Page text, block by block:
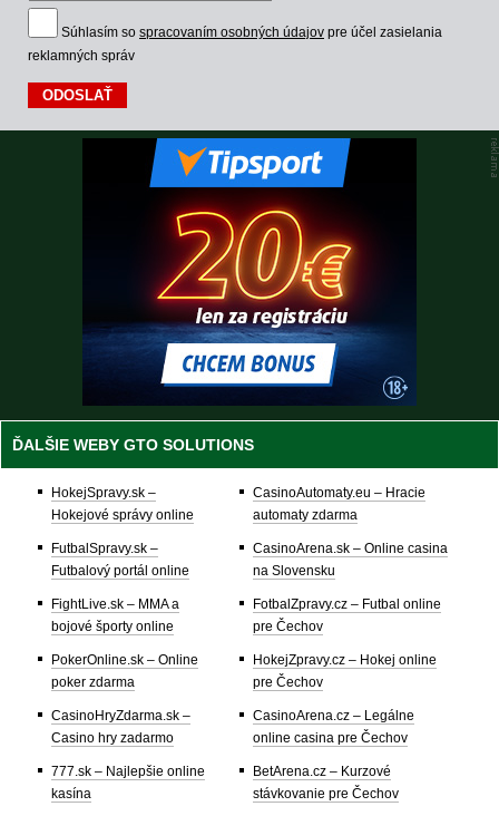
Súhlasím so spracovaním osobných údajov pre účel zasielania
reklamných správ
ĎALŠIE WEBY GTO SOLUTIONS
HokejSpravy.sk –
Hokejové správy online
FutbalSpravy.sk –
Futbalový portál online
FightLive.sk – MMA a
bojové športy online
PokerOnline.sk – Online
poker zdarma
CasinoHryZdarma.sk –
Casino hry zadarmo
777.sk – Najlepšie online
kasína
CasinoAutomaty.eu – Hracie
automaty zdarma
CasinoArena.sk – Online casina
na Slovensku
FotbalZpravy.cz – Futbal online
pre Čechov
HokejZpravy.cz – Hokej online
pre Čechov
CasinoArena.cz – Legálne
online casina pre Čechov
BetArena.cz – Kurzové
stávkovanie pre Čechov